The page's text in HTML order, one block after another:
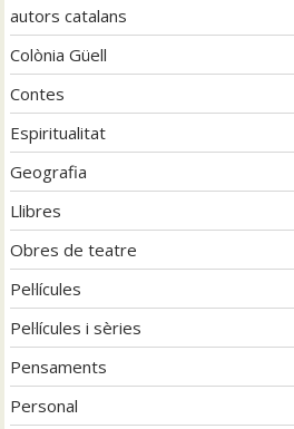
autors catalans
Colònia Güell
Contes
Espiritualitat
Geografia
Llibres
Obres de teatre
Pel·lícules
Pel·lícules i sèries
Pensaments
Personal